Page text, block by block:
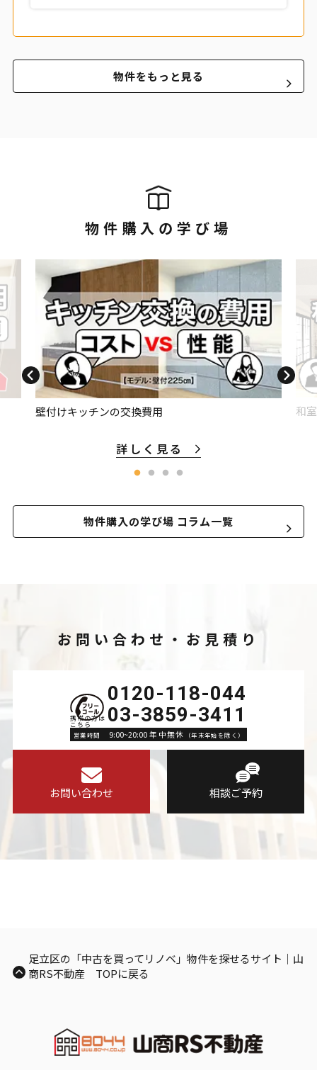
物件をもっと見る
物件購入の学び場
壁付けキッチンの交換費用
詳しく見る
和
物件購入の学び場 コラム一覧
お問い合わせ・お見積り
0120-118-044
03-3859-3411
営業時間 9:00~20:00 年中無休 （年末年始を除く）
お問い合わせ 相談ご予約
足立区の「中古を買ってリノベ」物件を探せるサイト｜山
商RS不動産 TOPに戻る